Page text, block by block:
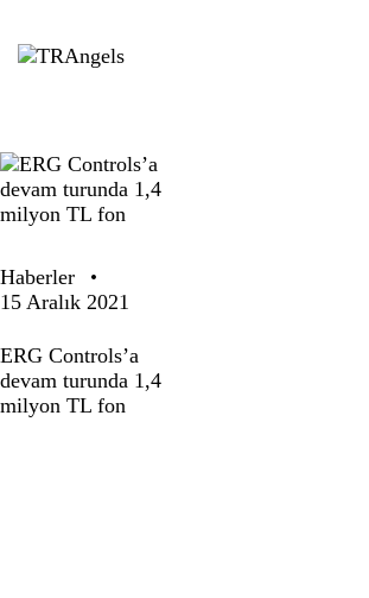
Haberler
15 Aralık 2021
ERG Controls’a
devam turunda 1,4
milyon TL fon